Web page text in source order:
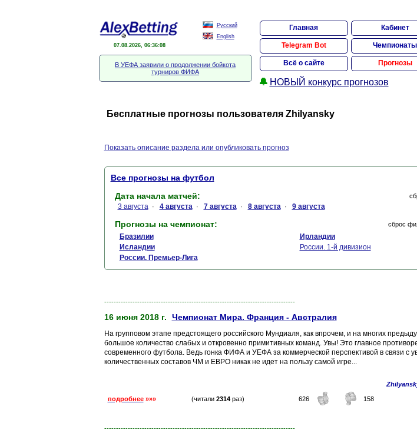
07.08.2026, 06:36:09
Русский
English
Главная Кабинет
Telegram Bot Чемпионаты
Всё о сайте Прогнозы
🔔 НОВЫЙ конкурс прогнозов
В УЕФА заявили о продолжении бойкота
турниров ФИФА
Бесплатные прогнозы пользователя Zhilyansky
Показать описание раздела или опубликовать прогноз
Все прогнозы на футбол
Дата начала матчей:
3 августа · 4 августа · 7 августа · 8 августа · 9 августа
Прогнозы на чемпионат: сброс
Бразилии
Ирландии
Исландии
России. 1-й дивизион
России. Премьер-Лига
---------------------------------------------------------------------------------
16 июня 2018 г. Чемпионат Мира. Франция - Австралия
На групповом этапе предстоящего российского Мундиаля, как впрочем, и на многих
большое количество слабых и откровенно примитивных команд. Увы! Это главное
современного футбола. Ведь гонка ФИФА и УЕФА за коммерческой перспективой в связи с
количественных составов ЧМ и ЕВРО никак не идет на пользу самой игре...
подробнее »»» (читали 2314раз) 626 158
---------------------------------------------------------------------------------